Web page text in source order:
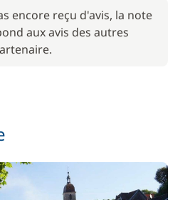
6,00 €
/ nuit
encore reçu d'avis, la note
aux avis des autres